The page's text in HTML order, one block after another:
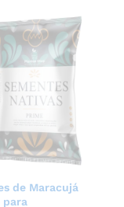
de Maracujá
para